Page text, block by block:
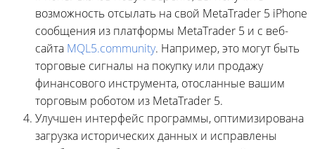
возможность отсылать на свой MetaTrader 5 iPhone
сообщения из платформы MetaTrader 5 и с веб-
сайта MQL5.community. Например, это могут быть
торговые сигналы на покупку или продажу
финансового инструмента, отосланные вашим
торговым роботом из MetaTrader 5.
Улучшен интерфейс программы, оптимизирована
загрузка исторических данных и исправлены